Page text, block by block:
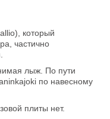
который
частично
лыж. По пути
по навесному
плиты нет.